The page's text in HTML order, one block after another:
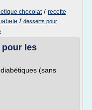
chocolat/ recette
/ desserts pour
pour les
(sans